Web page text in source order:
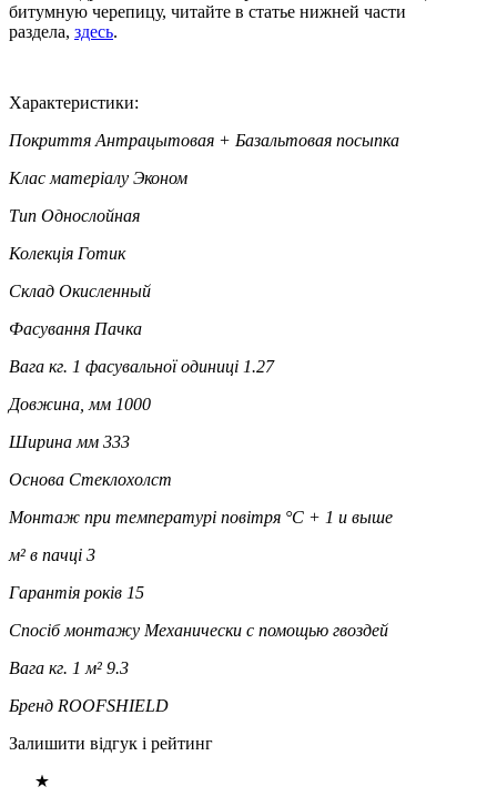
битумную черепицу, читайте в статье нижней части
раздела, здесь.
Характеристики:
Покриття Антрацытовая + Базальтовая посыпка
Клас матеріалу Эконом
Тип Однослойная
Колекція Готик
Склад Окисленный
Фасування Пачка
Вага кг. 1 фасувальної одиниці 1.27
Довжина, мм 1000
Ширина мм 333
Основа Стеклохолст
Монтаж при температурі повітря °C + 1 и выше
м² в пачці 3
Гарантія років 15
Спосіб монтажу Механически с помощью гвоздей
Вага кг. 1 м² 9.3
Бренд ROOFSHIELD
Залишити відгук і рейтинг